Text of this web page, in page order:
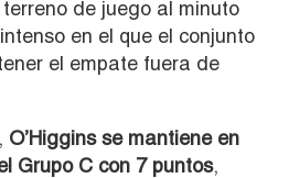
de juego al minuto
en el que el conjunto
el empate fuera de
O’Higgins se mantiene en
Grupo C con 7 puntos,